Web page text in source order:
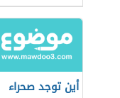
أين توجد صحراء